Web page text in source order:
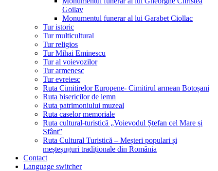
Goilav
Monumentul funerar al lui Garabet Ciollac
Tur istoric
Tur multicultural
Tur religios
Tur Mihai Eminescu
Tur al voievozilor
Tur armenesc
Tur evreiesc
Ruta Cimitirelor Europene- Cimitirul armean Botoșani
Ruta bisericilor de lemn
Ruta patrimoniului muzeal
Ruta caselor memoriale
Ruta cultural-turistică „Voievodul Ștefan cel Mare și
Sfânt”
Ruta Cultural Turistică – Meșteri populari și
meșteșuguri tradiționale din România
Contact
Language switcher